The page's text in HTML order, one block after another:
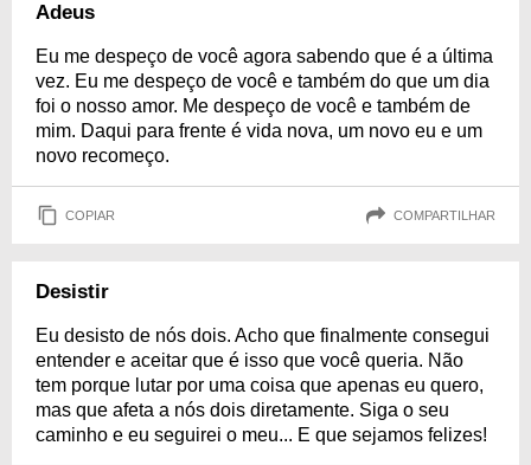
Adeus
Eu me despeço de você agora sabendo que é a última
vez. Eu me despeço de você e também do que um dia
foi o nosso amor. Me despeço de você e também de
mim. Daqui para frente é vida nova, um novo eu e um
novo recomeço.
COPIAR COMPARTILHAR
Desistir
Eu desisto de nós dois. Acho que finalmente consegui
entender e aceitar que é isso que você queria. Não
tem porque lutar por uma coisa que apenas eu quero,
mas que afeta a nós dois diretamente. Siga o seu
caminho e eu seguirei o meu... E que sejamos felizes!